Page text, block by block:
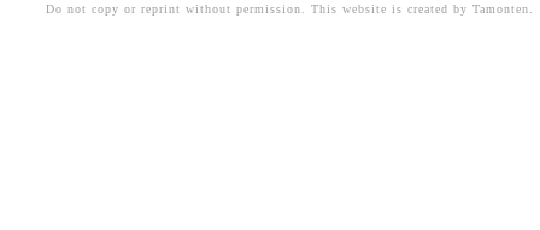
Do not copy or reprint without permission. This website is created by Tamonten.